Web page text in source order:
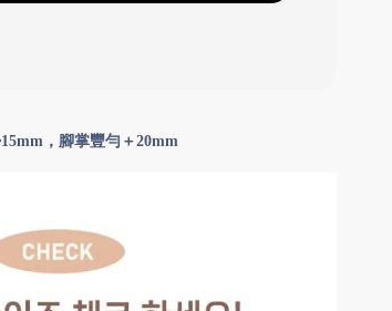
，腳掌豐勻＋20mm